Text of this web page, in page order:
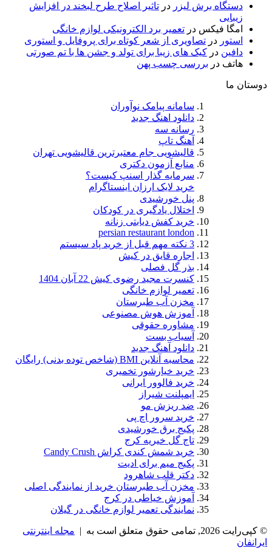
دستگاه برش لیزر در تاثیر اصلاح طرح لبخند در افزایش
زیبایی
امگا فیکس در تعمیر برد الکترونیکی لوازم خانگی
استور در تصاویری از شعر کوتاه برای پروفایل و استوری
دافین در کیک های زیبا برای تولد و جشن ها با تم صورتی
هاتف در بررسی چسب پهن
دوستان ما
سامانه پیامک نوآوران
دانلود اهنگ جدید
رسانه سه
آهنگ تاپ
قالیشویی جام معتبرترین قالیشویی تهران
منابع آزمون دکتری
سرمایه گذار اسنپ کیست؟
خرید لایک ارزان اینستاگرام
پنل خورشیدی
اختلال یادگیری در کودکان
خرید کفش دیابتی زنانه
persian restaurant london
3 نکته مهم قبل از خرید پاد سیستم
اجاره قایق در کیش
بذر گل فصلی
کنسرت مجید رضوی کیش 22 آبان 1404
تعمیر لوازم خانگی
مخزن آب طبرستان
آموزش هوش مصنوعی
مشاوره حقوقی
آسیاب بست
دانلود آهنگ جدید
محاسبه آنلاین BMI (شاخص توده بدنی) رایگان
خرید خیارشور تخمیری
خرید فالوور ایرانی
ایمپلنت شیراز
ضد ریزش مو
خرید سرور اچ پی
پکیج برق خورشیدی
تاج گل خیریه کرج
خرید شمش کندی کراش Candy Crush
پکیج میم برای ادیت
دکتر قلب شاهرود
مخزن آب طبرستان خرید از نمایندگی اصلی
آموزش خیاطی در کرج
نمایندگی تعمیر لوازم خانگی در گیلان
© کپی‌رایت 2026, تمامی حقوق متعلق است به |
مجله اینترنتی
ایرانفان